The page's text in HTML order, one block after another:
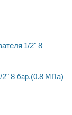
2" 8 бар.(0.8 МПа)